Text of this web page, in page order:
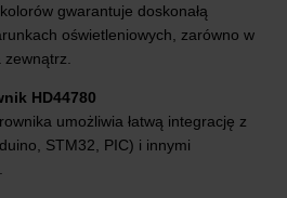
gwarantuje doskonałą
oświetleniowych, zarówno w
zewnątrz.
HD44780
umożliwia łatwą integrację z
STM32, PIC) i innymi